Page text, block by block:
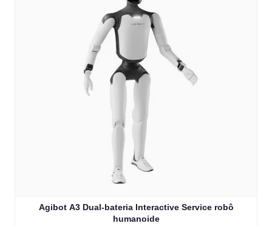
Agibot A3 Dual-bateria Interactive Service robô
humanoide